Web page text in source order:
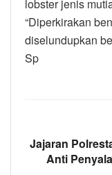
lobster jenis
“Diperkirakan
diselundupkan
Sp
Jajaran
Anti